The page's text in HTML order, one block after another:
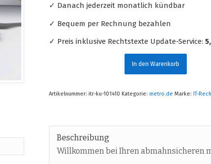
✓ Danach jederzeit monatlich kündbar
✓ Bequem per Rechnung bezahlen
✓ Preis inklusive Rechtstexte Update-Service:
In den Warenkorb
Artikelnummer:itr-ku-101410 Kategorie:metro.de Marke:IT-
Beschreibung
Willkommen bei Ihren abmahnsicheren